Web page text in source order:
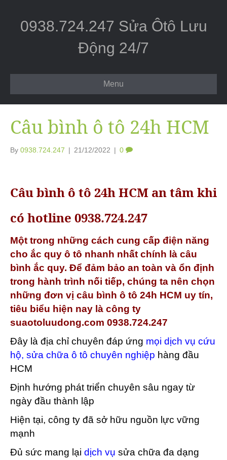
0938.724.247 Sửa Ôtô Lưu
Động 24/7
Menu
Câu bình ô tô 24h HCM
By 0938.724.247 | 21/12/2022 | 0
Câu bình ô tô 24h HCM an tâm khi
có hotline 0938.724.247
Một trong những cách cung cấp điện năng
cho ắc quy ô tô nhanh nhất chính là câu
bình ắc quy. Để đảm bảo an toàn và ổn định
trong hành trình nối tiếp, chúng ta nên chọn
những đơn vị câu bình ô tô 24h HCM uy tín,
tiêu biểu hiện nay là công ty
suaotoluudong.com 0938.724.247
Đây là địa chỉ chuyên đáp ứng mọi dịch vụ cứu
hộ, sửa chữa ô tô chuyên nghiệp hàng đầu
HCM
Định hướng phát triển chuyên sâu ngay từ
ngày đầu thành lập
Hiện tại, công ty đã sở hữu nguồn lực vững
mạnh
Đủ sức mang lại dịch vụ sửa chữa đa dạng